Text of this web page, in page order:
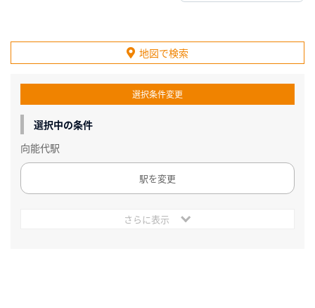
地図で検索
選択条件変更
選択中の条件
向能代駅
駅を変更
さらに表示